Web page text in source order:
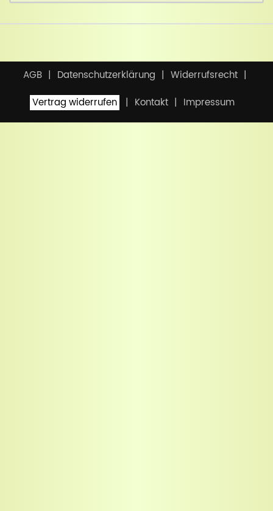
AGB Datenschutzerklärung
Widerrufsrecht
Vertrag widerrufen
Kontakt Impressum